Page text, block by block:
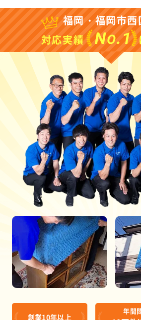
福岡・福岡市西
対応実績
NO.1
創業10年以上
年間